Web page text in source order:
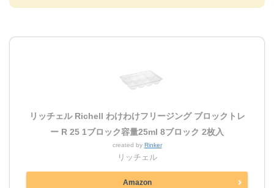
リッチェル Richell わけわけフリージング ブロックトレ
ー R 25 1ブロック容量25ml 8ブロック 2枚入
created by Rinker
リッチェル
Amazon